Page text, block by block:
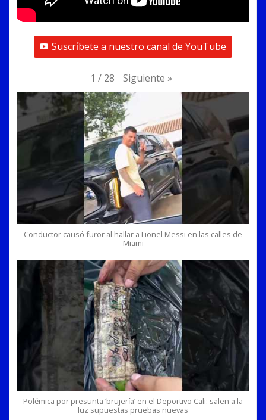
Suscríbete a nuestro canal de YouTube
1 / 28 Siguiente »
Conductor causó furor al hallar a Lionel Messi en las calles de
Miami
Polémica por presunta ‘brujería’ en el Deportivo Cali: salen a la
luz supuestas pruebas nuevas